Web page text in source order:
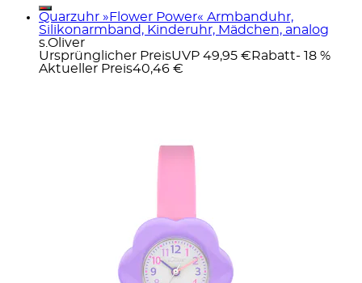
Quarzuhr »Flower Power« Armbanduhr,
Silikonarmband, Kinderuhr, Mädchen, analog
s.Oliver
Ursprünglicher PreisUVP 49,95 € Rabatt- 18 %
Aktueller Preis40,46 €